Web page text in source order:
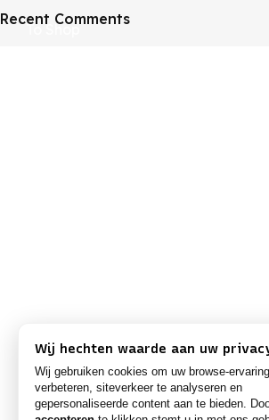
To Shop
Recent Comments
Wij hechten waarde aan uw
Wij gebruiken cookies om uw browse-
verbeteren, siteverkeer te analyseren en
gepersonaliseerde content aan te bieden.